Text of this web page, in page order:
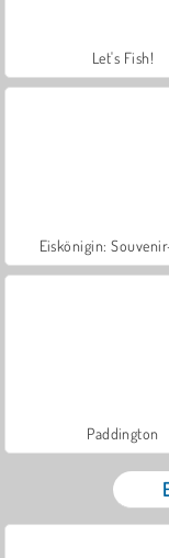
Let's Fish!
Eiskönigin:
Paddington